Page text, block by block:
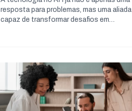
resposta para problemas, mas uma aliada
capaz de transformar desafios em…